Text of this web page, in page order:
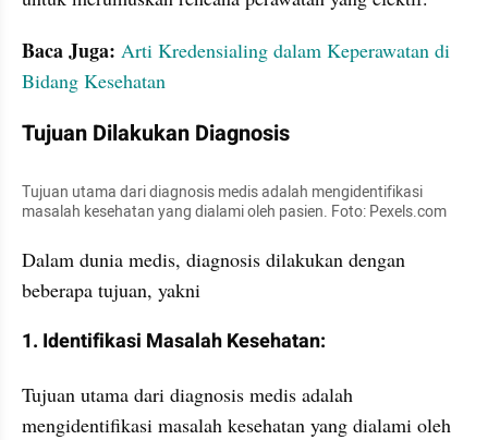
Baca Juga: Arti Kredensialing dalam Keperawatan di
Bidang Kesehatan
Tujuan Dilakukan Diagnosis
Tujuan utama dari diagnosis medis adalah mengidentifikasi
masalah kesehatan yang dialami oleh pasien. Foto: Pexels.com
Dalam dunia medis, diagnosis dilakukan dengan
beberapa tujuan, yakni
1. Identifikasi Masalah Kesehatan:
Tujuan utama dari diagnosis medis adalah
mengidentifikasi masalah kesehatan yang dialami oleh